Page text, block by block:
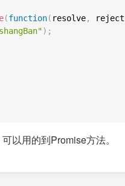
(function( resolve, reject
) ;
以用的到Promise方法。